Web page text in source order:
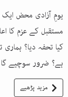
یومِ آزادی محض ایک
کیا تحفہ دیا؟ ہماری
ہے؟ ضرور سوچیے گا
مزید پڑھیے